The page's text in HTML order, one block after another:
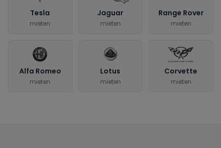
Tesla
mieten
Jaguar
mieten
Range Rover
mieten
Alfa Romeo
mieten
Lotus
mieten
Corvette
mieten